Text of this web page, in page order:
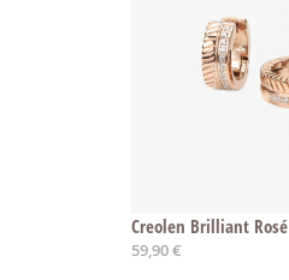
Creolen Brilliant Rosé
59,90 €